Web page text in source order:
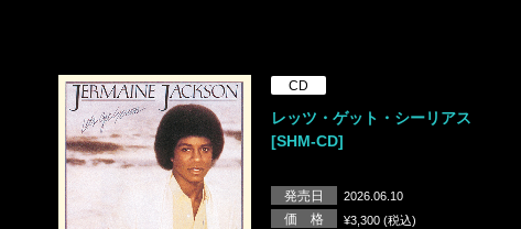
CD
レッツ・ゲット・シーリアス
[SHM-CD]
発売日 2026.06.10
価 格 ¥3,300 (税込)